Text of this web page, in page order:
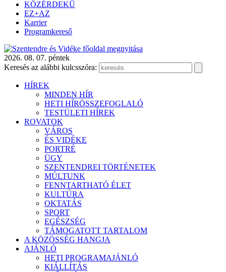
KÖZÉRDEKŰ
EZ+AZ
Karrier
Programkereső
2026. 08. 07. péntek
Keresés az alábbi kulcsszóra:
HÍREK
MINDEN HÍR
HETI HÍRÖSSZEFOGLALÓ
TESTÜLETI HÍREK
ROVATOK
VÁROS
ÉS VIDÉKE
PORTRÉ
ÜGY
SZENTENDREI TÖRTÉNETEK
MÚLTUNK
FENNTARTHATÓ ÉLET
KULTÚRA
OKTATÁS
SPORT
EGÉSZSÉG
TÁMOGATOTT TARTALOM
A KÖZÖSSÉG HANGJA
AJÁNLÓ
HETI PROGRAMAJÁNLÓ
KIÁLLÍTÁS